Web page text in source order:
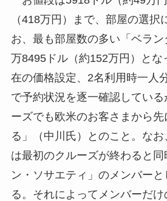
（418万円）まで、部屋の選択
お、最も部屋数の多い「ベラ
万8495ドル（約152万円）とな
在の価格設定、2名利用時一人
で予約状況を逐一確認してい
ーズでも欧米のお客さまから
る」（中川氏）とのこと。な
は最初のクルーズが終わると
ン・ソサエティ」のメンバー
る。それによってメンバーだ